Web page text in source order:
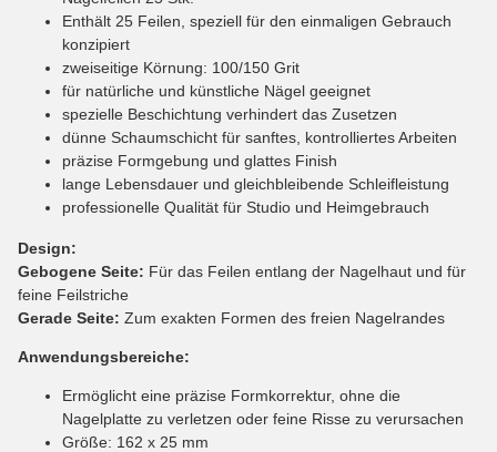
Enthält 25 Feilen, speziell für den einmaligen Gebrauch
konzipiert
zweiseitige Körnung: 100/150 Grit
für natürliche und künstliche Nägel geeignet
spezielle Beschichtung verhindert das Zusetzen
dünne Schaumschicht für sanftes, kontrolliertes Arbeiten
präzise Formgebung und glattes Finish
lange Lebensdauer und gleichbleibende Schleifleistung
professionelle Qualität für Studio und Heimgebrauch
Design:
Gebogene Seite: Für das Feilen entlang der Nagelhaut und für
feine Feilstriche
Gerade Seite: Zum exakten Formen des freien Nagelrandes
Anwendungsbereiche:
Ermöglicht eine präzise Formkorrektur, ohne die
Nagelplatte zu verletzen oder feine Risse zu verursachen
Größe: 162 x 25 mm